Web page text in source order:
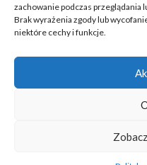
zachowanie podczas
Brak wyrażenia zgody lub
niektóre cechy i funkcje.